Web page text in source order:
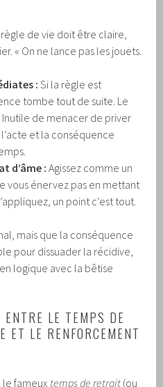
règle de vie doit être claire,
« On ne lance pas les jouets.
: Si la règle est
tombe tout de suite. Le
de menacer de priver
et la conséquence
d’âme : Agissez comme un
vous énervez pas en mettant
un point c’est tout.
mais que la conséquence
pour dissuader la récidive,
logique avec la bêtise
ENTRE LE TEMPS DE
ET LE RENFORCEMENT
le fameux temps de retrait (ou